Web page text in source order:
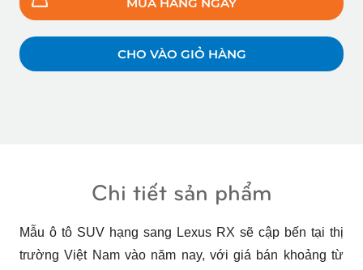
MUA HÀNG NGAY
CHO VÀO GIỎ HÀNG
Chi tiết sản phẩm
Mẫu ô tô SUV hạng sang Lexus RX sẽ cập bến tại thị
trường Việt Nam vào năm nay, với giá bán khoảng từ